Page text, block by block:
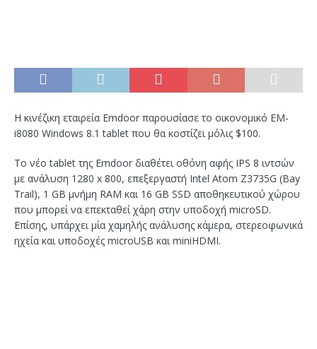
Η κινέζικη εταιρεία Emdoor παρουσίασε το οικονομικό EM-
i8080 Windows 8.1 tablet που θα κοστίζει μόλις $100.
Το νέο tablet της Emdoor διαθέτει οθόνη αφής IPS 8 ιντσών
με ανάλυση 1280 x 800, επεξεργαστή Intel Atom Z3735G (Bay
Trail), 1 GB μνήμη RAM και 16 GB SSD αποθηκευτικού χώρου
που μπορεί να επεκταθεί χάρη στην υποδοχή microSD.
Επίσης, υπάρχει μία χαμηλής ανάλυσης κάμερα, στερεοφωνικά
ηχεία και υποδοχές microUSB και miniHDMI.